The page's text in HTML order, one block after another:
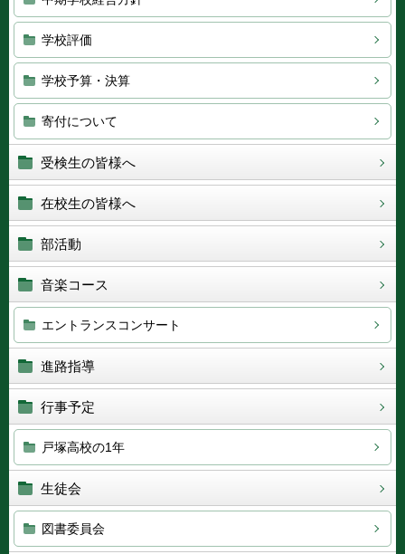
学校評価
学校予算・決算
寄付について
受検生の皆様へ
在校生の皆様へ
部活動
音楽コース
エントランスコンサート
進路指導
行事予定
戸塚高校の1年
生徒会
図書委員会